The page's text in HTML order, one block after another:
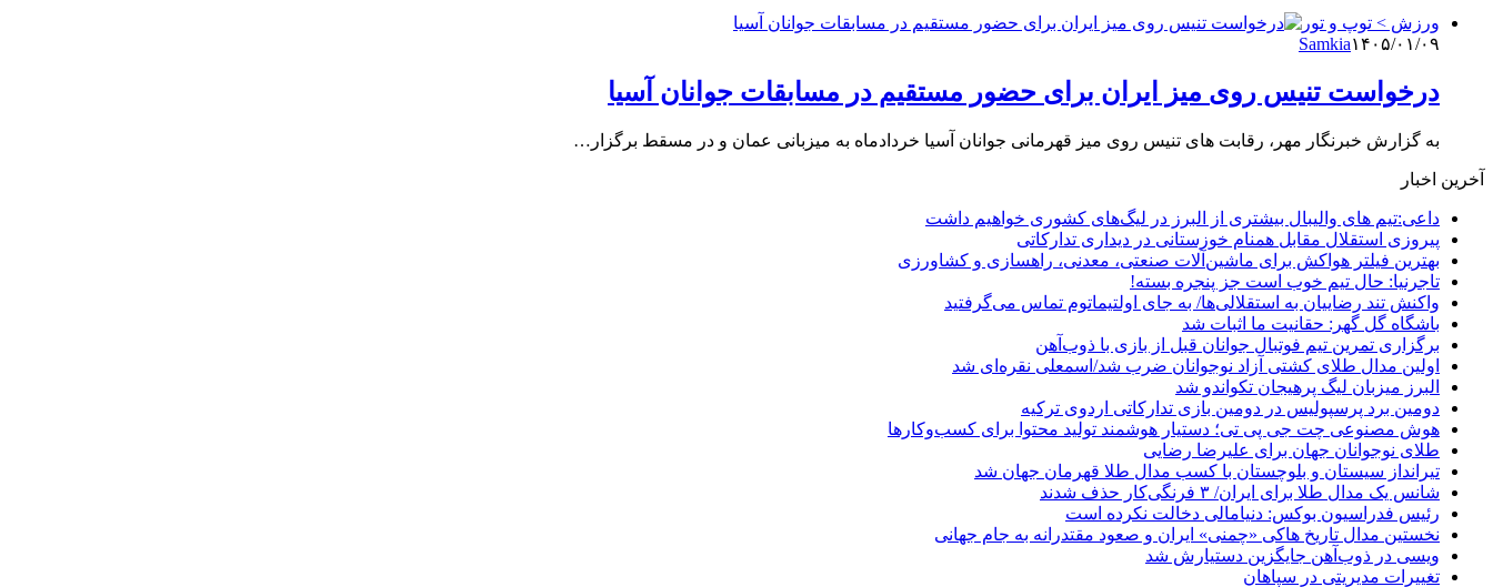
ورزش > توپ و تور
Samkia۱۴۰۵/۰۱/۰۹
درخواست تنیس روی میز ایران برای حضور مستقیم در مسابقات جوانان آسیا
به گزارش خبرنگار مهر، رقابت های تنیس روی میز قهرمانی جوانان آسیا خردادماه به میزبانی عمان و در مسقط برگزار…
آخرین اخبار
داعی:تیم های والیبال بیشتری از البرز در لیگ‌های کشوری خواهیم داشت
پیروزی استقلال مقابل همنام خوزستانی در دیداری تدارکاتی
بهترین فیلتر هواکش برای ماشین‌آلات صنعتی، معدنی، راهسازی و کشاورزی
تاجرنیا: حال تیم خوب است جز پنجره بسته!
واکنش تند رضاییان به استقلالی‌ها/ به جای اولتیماتوم تماس می‌گرفتید
باشگاه گل گهر: حقانیت ما اثبات شد
برگزاری تمرین تیم فوتبال جوانان قبل از بازی با ذوب‌آهن
اولین مدال طلای کشتی آزاد نوجوانان ضرب شد/اسمعلی نقره‌ای شد
البرز میزبان لیگ پرهیجان تکواندو شد
دومین برد پرسپولیس در دومین بازی تدارکاتی اردوی ترکیه
هوش مصنوعی چت جی پی تی؛ دستیار هوشمند تولید محتوا برای کسب‌وکارها
طلای نوجوانان جهان برای علیرضا رضایی
تیرانداز سیستان و بلوچستان با کسب مدال طلا قهرمان جهان شد
شانس یک مدال طلا برای ایران/ ۳ فرنگی‌کار حذف شدند
رئیس فدراسیون بوکس: دنیامالی دخالت نکرده است
نخستین مدال تاریخ هاکی «چمنی» ایران و صعود مقتدرانه به جام جهانی
ویسی در ذوب‌آهن جایگزین دستیارش شد
تغییرات مدیریتی در سپاهان